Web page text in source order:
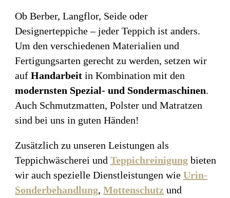
Ob Berber, Langflor, Seide oder
Designerteppiche – jeder Teppich ist anders.
Um den verschiedenen Materialien und
Fertigungsarten gerecht zu werden, setzen wir
auf Handarbeit in Kombination mit den
modernsten Spezial- und Sondermaschinen.
Auch Schmutzmatten, Polster und Matratzen
sind bei uns in guten Händen!
Zusätzlich zu unseren Leistungen als
Teppichwäscherei und Teppichreinigung bieten
wir auch spezielle Dienstleistungen wie Urin-
Sonderbehandlung, Mottenschutz und